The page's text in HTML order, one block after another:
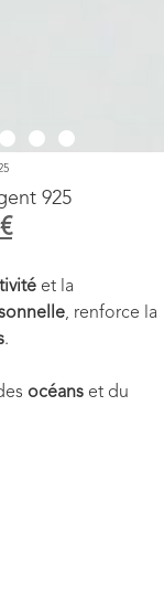
925
€
et la
, renforce la
.
océans et du